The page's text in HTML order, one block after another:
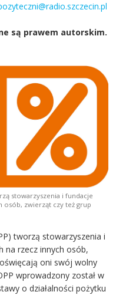
są prawem autorskim.
stowarzyszenia i fundacje
osób, zwierząt czy też grup
tworzą stowarzyszenia i
na rzecz innych osób,
oni swój wolny
wprowadzony został w
o działalności pożytku